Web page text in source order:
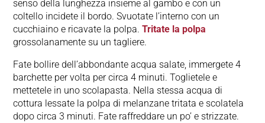
senso della lunghezza insieme al gambo e con un
coltello incidete il bordo. Svuotate l’interno con un
cucchiaino e ricavate la polpa.Tritate la polpa
grossolanamente su un tagliere.
Fate bollire dell’abbondante acqua salate, immergete 4
barchette per volta per circa 4 minuti. Toglietele e
mettetele in uno scolapasta. Nella stessa acqua di
cottura lessate la polpa di melanzane tritata e scolatela
dopo circa 3 minuti. Fate raffreddare un po’ e strizzate.